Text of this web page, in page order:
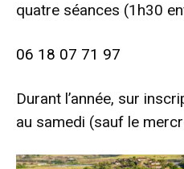
quatre séances (1h30
06 18 07 71 97
Durant l’année, sur
au samedi (sauf le